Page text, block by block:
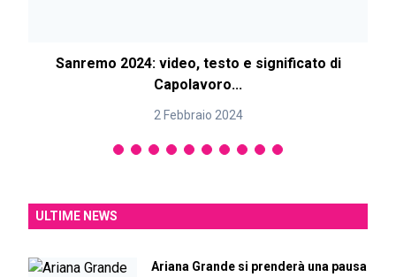
Sanremo 2024: video, testo e significato di
Capolavoro...
2 Febbraio 2024
ULTIME NEWS
Ariana Grande si prenderà una pausa